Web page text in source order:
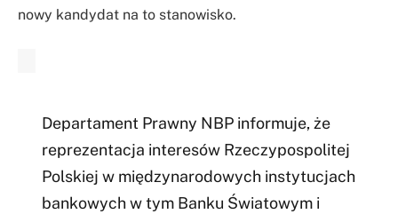
nowy kandydat na to stanowisko.
Departament Prawny NBP informuje, że
reprezentacja interesów Rzeczypospolitej
Polskiej w międzynarodowych instytucjach
bankowych w tym Banku Światowym i